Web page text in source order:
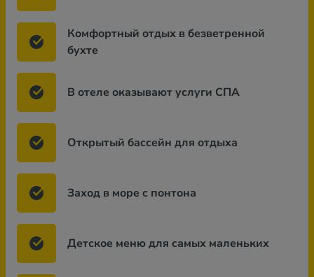
Комфортный отдых в безветренной
бухте
В отеле оказывают услуги СПА
Открытый бассейн для отдыха
Заход в море с понтона
Детское меню для самых маленьких